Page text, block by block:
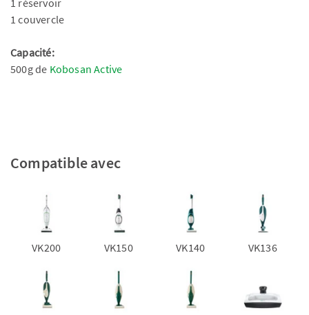
1 réservoir
1 couvercle
Capacité:
500g de Kobosan Active
Compatible avec
VK200 VK150 VK140 VK136